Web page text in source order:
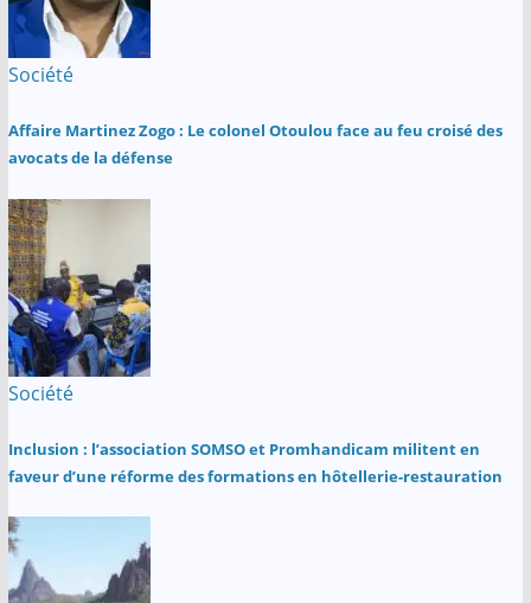
Société
Affaire Martinez Zogo : Le colonel Otoulou face au feu croisé des
avocats de la défense
Société
Inclusion : l’association SOMSO et Promhandicam militent en
faveur d’une réforme des formations en hôtellerie-restauration